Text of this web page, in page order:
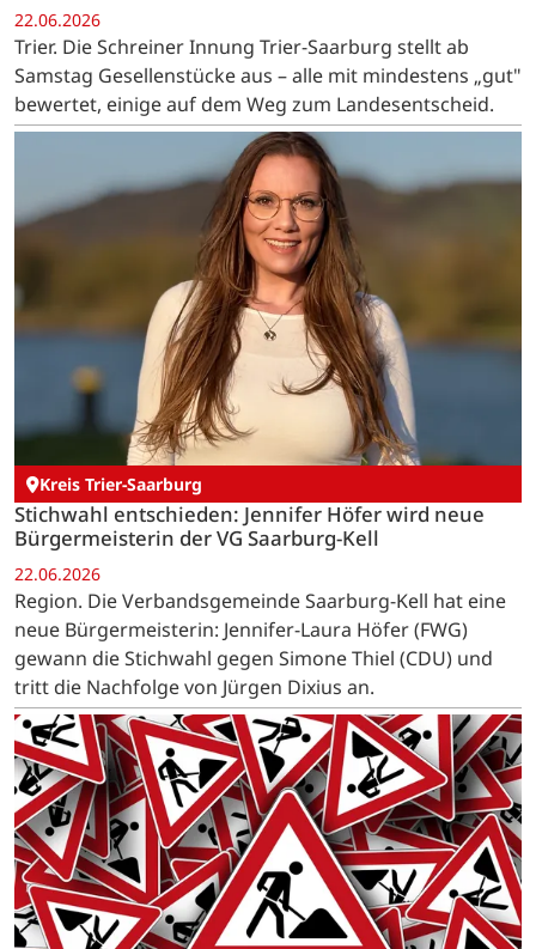
22.06.2026
Trier. Die Schreiner Innung Trier-Saarburg stellt ab
Samstag Gesellenstücke aus – alle mit mindestens „gut"
bewertet, einige auf dem Weg zum Landesentscheid.
Kreis Trier-Saarburg
Stichwahl entschieden: Jennifer Höfer wird neue
Bürgermeisterin der VG Saarburg-Kell
22.06.2026
Region. Die Verbandsgemeinde Saarburg-Kell hat eine
neue Bürgermeisterin: Jennifer-Laura Höfer (FWG)
gewann die Stichwahl gegen Simone Thiel (CDU) und
tritt die Nachfolge von Jürgen Dixius an.